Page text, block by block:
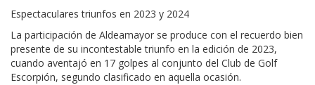
Espectaculares triunfos en 2023 y 2024
La participación de Aldeamayor se produce con el recuerdo bien
presente de su incontestable triunfo en la edición de 2023,
cuando aventajó en 17 golpes al conjunto del Club de Golf
Escorpión, segundo clasificado en aquella ocasión.